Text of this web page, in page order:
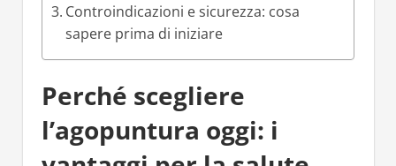
Controindicazioni e sicurezza: cosa
sapere prima di iniziare
Perché scegliere
l’agopuntura oggi: i